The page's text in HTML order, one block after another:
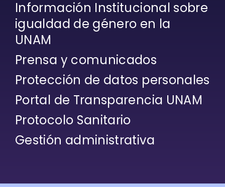
Información Institucional sobre
igualdad de género en la
UNAM
Prensa y comunicados
Protección de datos personales
Portal de Transparencia UNAM
Protocolo Sanitario
Gestión administrativa